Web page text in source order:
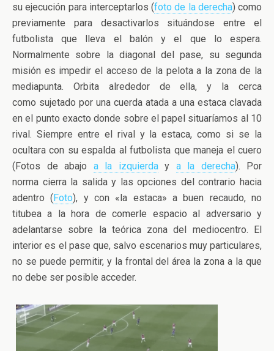
su ejecución para interceptarlos (foto de la derecha) como
previamente para desactivarlos situándose entre el
futbolista que lleva el balón y el que lo espera.
Normalmente sobre la diagonal del pase, su segunda
misión es impedir el acceso de la pelota a la zona de la
mediapunta. Orbita alrededor de ella, y la cerca
como sujetado por una cuerda atada a una estaca clavada
en el punto exacto donde sobre el papel situaríamos al 10
rival. Siempre entre el rival y la estaca, como si se la
ocultara con su espalda al futbolista que maneja el cuero
(Fotos de abajo a la izquierday a la derecha). Por
norma cierra la salida y las opciones del contrario hacia
adentro (Foto), y con «la estaca» a buen recaudo, no
titubea a la hora de comerle espacio al adversario y
adelantarse sobre la teórica zona del mediocentro. El
interior es el pase que, salvo escenarios muy particulares,
no se puede permitir, y la frontal del área la zona a la que
no debe ser posible acceder.